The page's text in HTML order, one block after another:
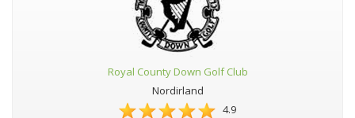
Royal County Down Golf Club
Nordirland
4.9